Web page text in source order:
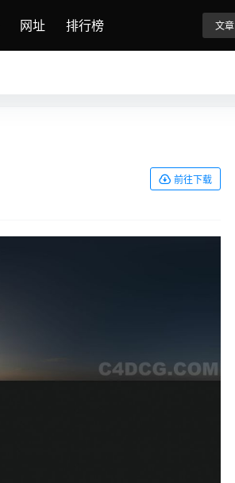
网址 排行榜 文章
前往下载